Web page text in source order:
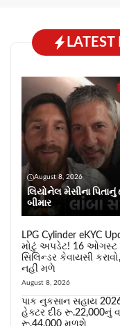
August 8, 2026
લિયોનેલ મેસીના પિતાનું
બીમાર
LPG Cylinder eKYC
મોટું અપડેટ! 16 ઓગસ્ટ
સિલિન્ડર કેવાયસી
નહીં મળે
August 8, 2026
પાક નુકસાન સહાય
હેક્ટર દીઠ રૂ.22,000નું
રૂ.44,000 મળશે